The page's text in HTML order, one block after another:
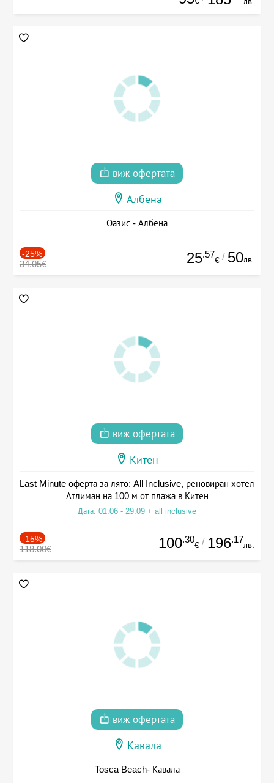
виж офертата
Албена
Оазис - Албена
-25%
34.05€ 25.57
€ / 50лв.
виж офертата
Китен
Last Minute оферта за лято: All Inclusive, реновиран хотел
Атлиман на 100 м от плажа в Китен
Дата: 01.06 - 29.09 + all inclusive
-15%
118.00€ 100.30
€ / 196.17
лв.
виж офертата
Кавала
Tosca Beach- Кавала